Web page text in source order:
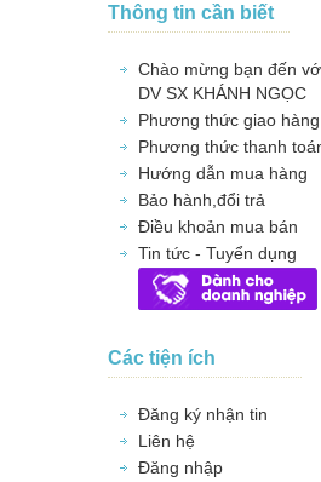
Thông tin cần biết
Chào mừng bạn đến
DV SX KHÁNH NGỌC
Phương thức giao hàng
Phương thức thanh
Hướng dẫn mua hàng
Bảo hành,đổi trả
Điều khoản mua bán
Tin tức - Tuyển dụng
Các tiện ích
Đăng ký nhận tin
Liên hệ
Đăng nhập